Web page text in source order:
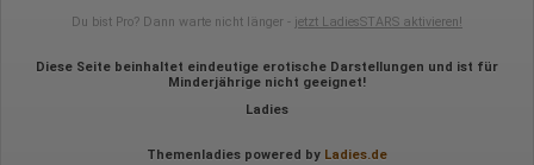
Du bist Pro? Dann warte nicht länger - jetzt LadiesSTARS aktivieren!
Diese Seite beinhaltet eindeutige erotische Darstellungen und ist für
Minderjährige nicht geeignet!
Ladies
Themenladies powered by Ladies.de